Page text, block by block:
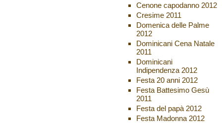
Cenone capodanno 2012
Cresime 2011
Domenica delle Palme
2012
Dominicani Cena Natale
2011
Dominicani
Indipendenza 2012
Festa 20 anni 2012
Festa Battesimo Gesù
2011
Festa del papà 2012
Festa Madonna 2012